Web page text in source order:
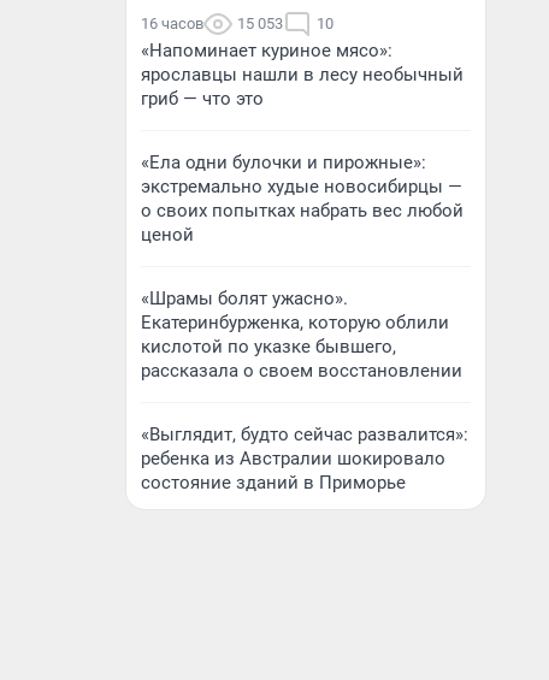
16 часов 15 053 10
«Напоминает куриное мясо»:
ярославцы нашли в лесу необычный
гриб — что это
«Ела одни булочки и пирожные»:
экстремально худые новосибирцы —
о своих попытках набрать вес любой
ценой
«Шрамы болят ужасно».
Екатеринбурженка, которую облили
кислотой по указке бывшего,
рассказала о своем восстановлении
«Выглядит, будто сейчас развалится»:
ребенка из Австралии шокировало
состояние зданий в Приморье